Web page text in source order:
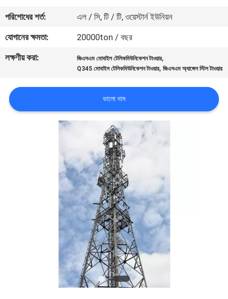
করুন
খবর
জন্য
আবেদন
পরিশোধের শর্ত:
এল / সি, টি / টি, ওয়েস্টার্ন ইউনিয়ন
যোগানের ক্ষমতা:
20000ton / বছর
লক্ষণীয় করা:
জিএসএম মোবাইল টেলিকমিউনিকেশন টাওয়ার,
Q345 মোবাইল টেলিকমিউনিকেশন টাওয়ার,জিএসএম অ্যাঙ্গেল স্টিল টাওয়ার
ভালো দাম